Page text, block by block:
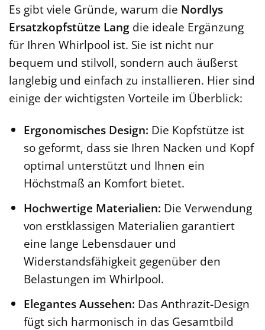
Es gibt viele Gründe, warum die Nordlys
Ersatzkopfstütze Lang die ideale Ergänzung
für Ihren Whirlpool ist. Sie ist nicht nur
bequem und stilvoll, sondern auch äußerst
langlebig und einfach zu installieren. Hier sind
einige der wichtigsten Vorteile im Überblick:
Ergonomisches Design: Die Kopfstütze ist
so geformt, dass sie Ihren Nacken und Kopf
optimal unterstützt und Ihnen ein
Höchstmaß an Komfort bietet.
Hochwertige Materialien: Die Verwendung
von erstklassigen Materialien garantiert
eine lange Lebensdauer und
Widerstandsfähigkeit gegenüber den
Belastungen im Whirlpool.
Elegantes Aussehen: Das Anthrazit-Design
fügt sich harmonisch in das Gesamtbild